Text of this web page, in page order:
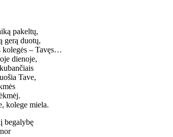
pakeltų,
gerą duotų,
kolegės – Tavęs…
dienoje,
Tave,
kolege miela.
begalybę